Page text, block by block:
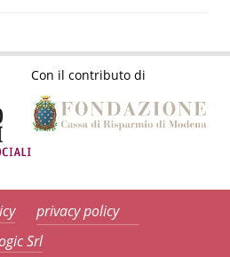
Con il contributo di
privacy policy
Srl